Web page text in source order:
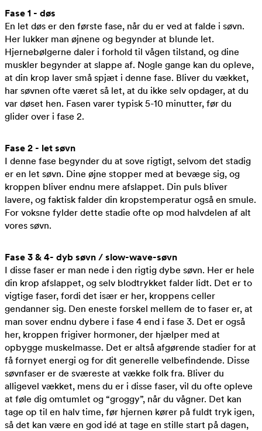
Fase 1 - døs
En let døs er den første fase, når du er ved at falde i søvn.
Her lukker man øjnene og begynder at blunde let.
Hjernebølgerne daler i forhold til vågen tilstand, og dine
muskler begynder at slappe af. Nogle gange kan du opleve,
at din krop laver små spjæt i denne fase. Bliver du vækket,
har søvnen ofte været så let, at du ikke selv opdager, at du
var døset hen. Fasen varer typisk 5-10 minutter, før du
glider over i fase 2.
Fase 2 - let søvn
I denne fase begynder du at sove rigtigt, selvom det stadig
er en let søvn. Dine øjne stopper med at bevæge sig, og
kroppen bliver endnu mere afslappet. Din puls bliver
lavere, og faktisk falder din kropstemperatur også en smule.
For voksne fylder dette stadie ofte op mod halvdelen af alt
vores søvn.
Fase 3 & 4- dyb søvn / slow-wave-søvn
I disse faser er man nede i den rigtig dybe søvn. Her er hele
din krop afslappet, og selv blodtrykket falder lidt. Det er to
vigtige faser, fordi det især er her, kroppens celler
gendanner sig. Den eneste forskel mellem de to faser er, at
man sover endnu dybere i fase 4 end i fase 3. Det er også
her, kroppen frigiver hormoner, der hjælper med at
opbygge muskelmasse. Det er altså afgørende stadier for at
få fornyet energi og for dit generelle velbefindende. Disse
søvnfaser er de sværeste at vække folk fra. Bliver du
alligevel vækket, mens du er i disse faser, vil du ofte opleve
at føle dig omtumlet og “groggy”, når du vågner. Det kan
tage op til en halv time, før hjernen kører på fuldt tryk igen,
så det kan være en god idé at tage en stille start på dagen,